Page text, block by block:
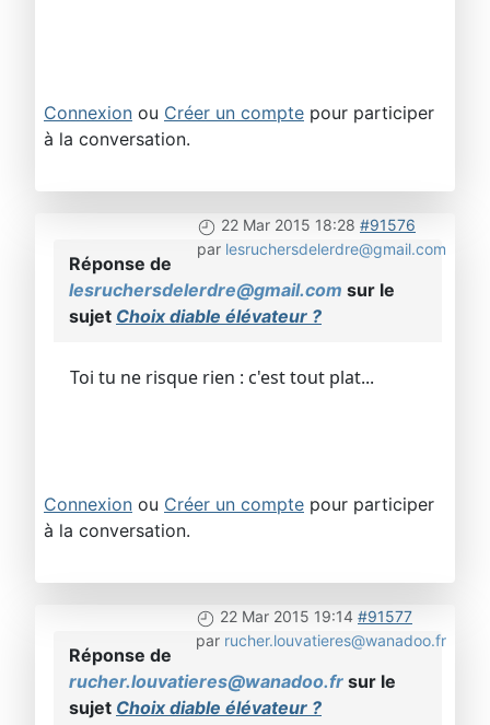
Connexion ou Créer un compte pour participer
à la conversation.
22 Mar 2015 18:28 #91576
par lesruchersdelerdre@gmail.com
Réponse de
lesruchersdelerdre@gmail.com sur le
sujet Choix diable élévateur ?
Toi tu ne risque rien : c'est tout plat...
Connexion ou Créer un compte pour participer
à la conversation.
22 Mar 2015 19:14 #91577
par rucher.louvatieres@wanadoo.fr
Réponse de
rucher.louvatieres@wanadoo.fr sur le
sujet Choix diable élévateur ?